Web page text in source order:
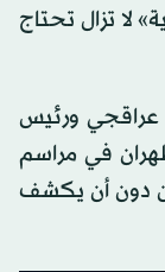
لا تزال تحتاج
ورئيس
في مراسم
دون أن يكشف